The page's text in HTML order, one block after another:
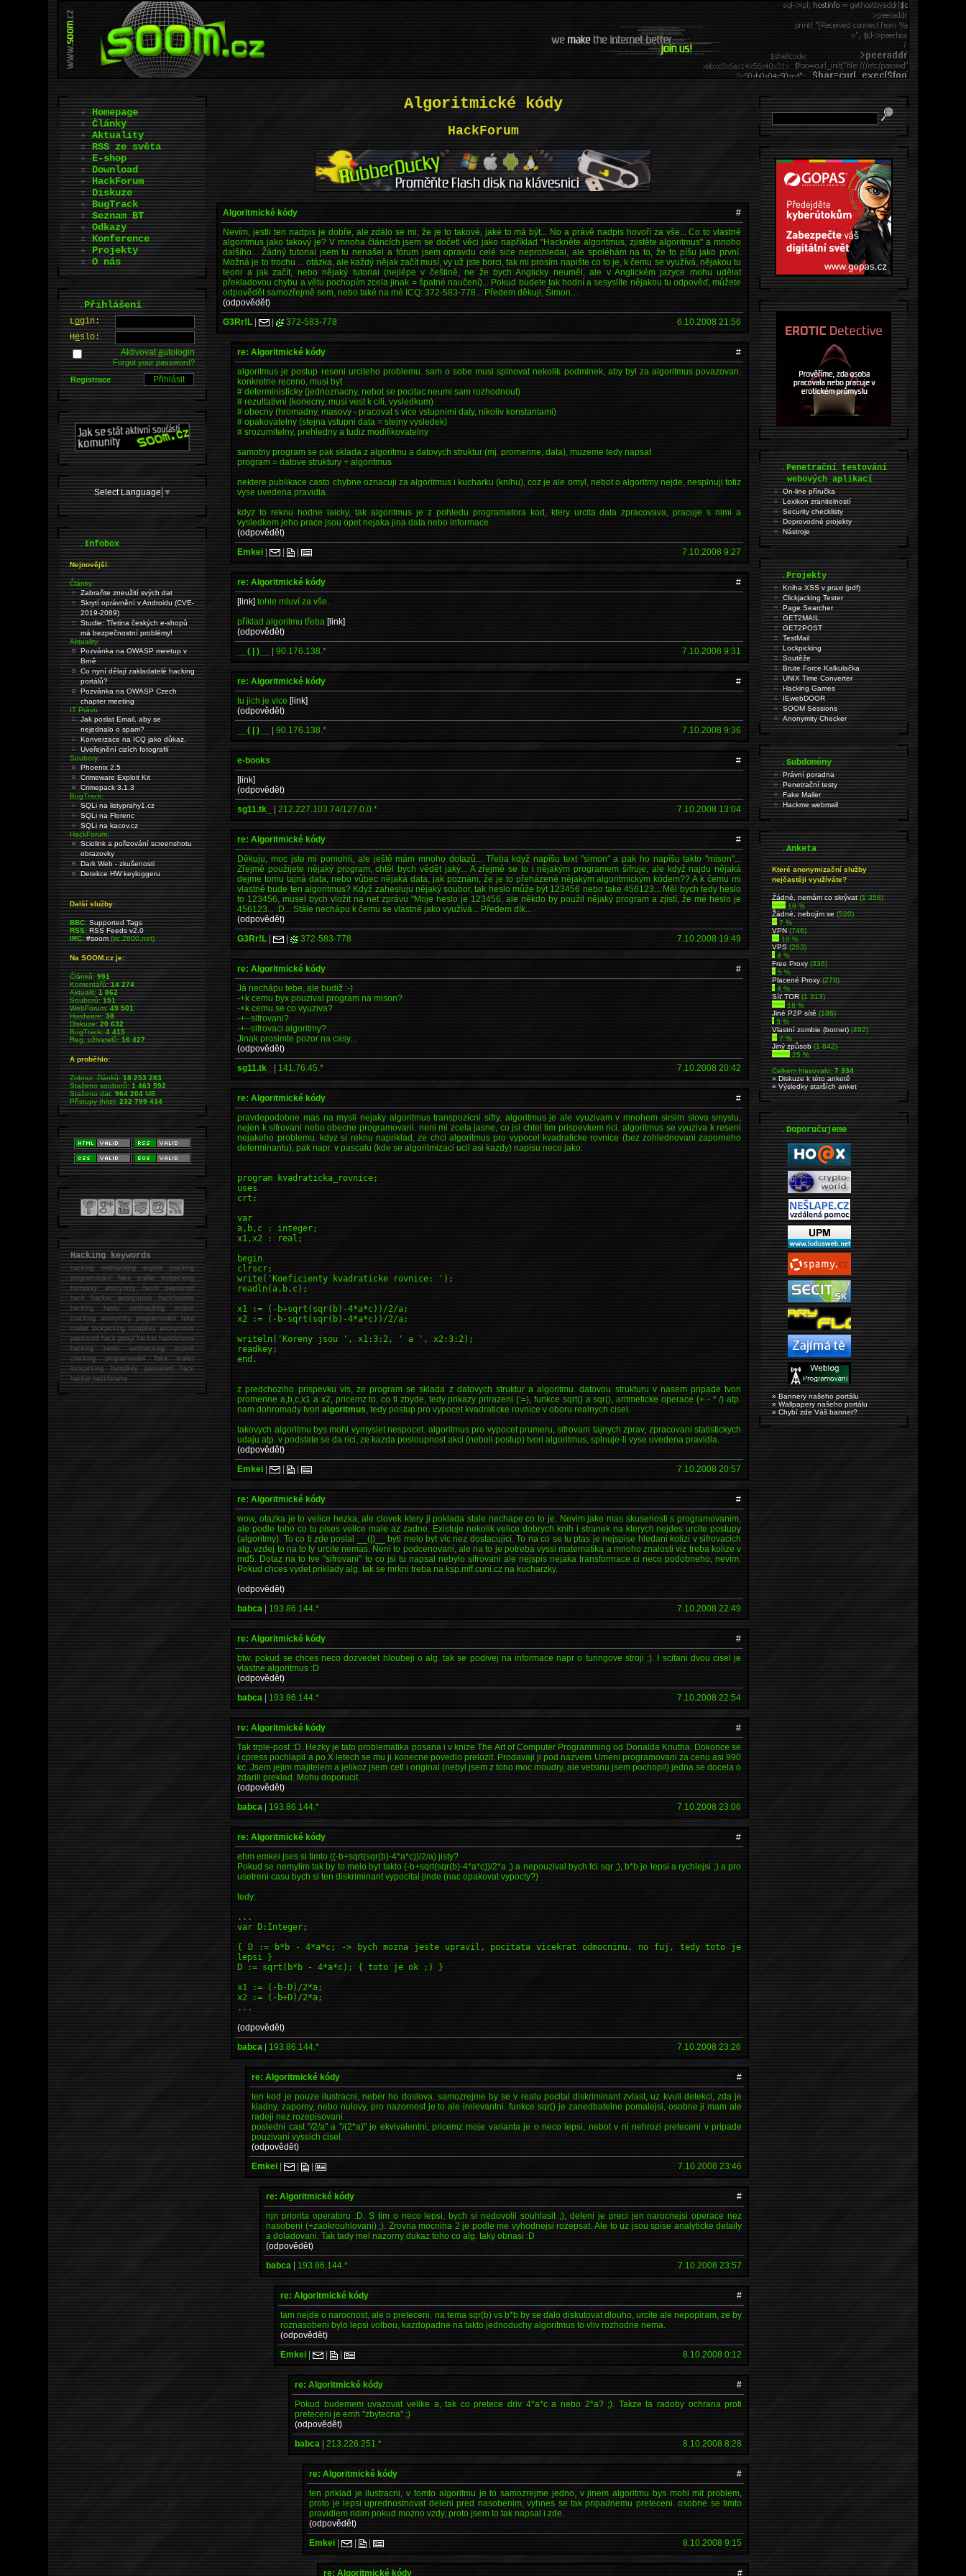
Algoritmické kódy
HackForum
Algoritmické kódy
#
Nevím, jestli ten nadpis je dobře, ale zdálo se mi, že je to takové, jaké to má být... No a právě nadpis hovoří za vše... Co to vlastně
algoritmus jako takový je? V mnoha článcích jsem se dočetl věci jako například "Hackněte algoritmus, zjistěte algoritmus" a mnoho
dalšího... Žádný tutorial jsem tu nenašel a fórum jsem opravdu celé sice neprohledal, ale spoléhám na to, že to píšu jako první.
Možná je to trochu ... otázka, ale každý nějak začít musí, vy už jste borci, tak mi prosím napište co to je, k čemu se využívá, nějakou tu
teorii a jak začít, nebo nějaký tutorial (nejlépe v češtině, ne že bych Anglicky neuměl, ale v Anglickém jazyce mohu udělat
překladovou chybu a větu pochopím zcela jinak = špatné naučení)... Pokud budete tak hodní a sesyslíte nějakou tu odpověď, můžete
odpovědět samozřejmě sem, nebo také na mé ICQ: 372-583-778... Předem děkuji, Šimon...
(odpovědět)
G3Rr!L | | 372-583-778 6.10.2008 21:56
re: Algoritmické kódy
#
algoritmus je postup reseni urciteho problemu. sam o sobe musi splnovat nekolik podminek, aby byl za algoritmus povazovan.
konkretne receno, musi byt
# deterministicky (jednoznacny, nebot se pocitac neumi sam rozhodnout)
# rezultativni (konecny, musi vest k cili, vysledkum)
# obecny (hromadny, masovy - pracovat s vice vstupnimi daty, nikoliv konstantami)
# opakovatelny (stejna vstupni data = stejny vysledek)
# srozumitelny, prehledny a tudiz modifikovatelny
samotny program se pak sklada z algoritmu a datovych struktur (mj. promenne, data), muzeme tedy napsat
program = datove struktury + algoritmus
nektere publikace casto chybne oznacuji za algoritmus i kucharku (knihu), coz je ale omyl, nebot o algoritmy nejde, nesplnuji totiz
vyse uvedena pravidla.
kdyz to reknu hodne laicky, tak algoritmus je z pohledu programatora kod, ktery urcita data zpracovava, pracuje s nimi a
vysledkem jeho prace jsou opet nejaka jina data nebo informace.
(odpovědět)
Emkei | | | 7.10.2008 9:27
re: Algoritmické kódy
#
[link] tohle mluví za vše.
příklad algoritmu třeba[link]
(odpovědět)
__( | )__
|90.176.138.* 7.10.2008 9:31
re: Algoritmické kódy
#
tu jich je vice[link]
(odpovědět)
__( | )__
|90.176.138.* 7.10.2008 9:36
e-books
#
[link]
(odpovědět)
sg11.tk_
|212.227.103.74/127.0.0.* 7.10.2008 13:04
re: Algoritmické kódy
#
Děkuju, moc jste mi pomohli, ale ještě mám mnoho dotazů... Třeba když napíšu text "simon" a pak ho napíšu takto "mison"...
Zřejmě použijete nějaký program, chtěl bych vědět jaký... A zřejmě se to i nějakým programem šifruje, ale když najdu nějaká
dejme tomu tajná data, nebo vůbec nějaká data, jak poznám, že je to přeházené nějakým algoritmickým kódem?? A k čemu mi
vlastně bude ten algoritmus? Když zahesluju nějaký soubor, tak heslo může být 123456 nebo také 456123... Měl bych tedy heslo
to 123456, musel bych vložit na net zprávu "Moje heslo je 123456, ale někdo by použil nějaký program a zjistí, že mé heslo je
456123... :D... Stále nechápu k čemu se vlastně jako využívá... Předem dík...
(odpovědět)
G3Rr!L | | 372-583-778 7.10.2008 19:49
re: Algoritmické kódy
#
Já nechápu tebe, ale budiž :-)
-+k cemu byx pouzival program na mison?
-+k cemu se co vyuziva?
-+--sifrovani?
-+--sifrovaci algoritmy?
Jinak prosimte pozor na casy...
(odpovědět)
sg11.tk_
| 141.76.45.* 7.10.2008 20:42
re: Algoritmické kódy
#
pravdepodobne mas na mysli nejaky algoritmus transpozicni sifry. algoritmus je ale vyuzivam v mnohem sirsim slova smyslu,
nejen k sifrovani nebo obecne programovani. neni mi zcela jasne, co jsi chtel tim prispevkem rici. algoritmus se vyuziva k reseni
nejakeho problemu. kdyz si reknu napriklad, ze chci algoritmus pro vypocet kvadraticke rovnice (bez zohlednovani zaporneho
determinantu), pak napr. v pascalu (kde se algoritmizaci ucil asi kazdy) napisu neco jako:
program kvadraticka_rovnice;
uses
crt;
var
a,b,c : integer;
x1,x2 : real;
begin
clrscr;
write('Koeficienty kvadraticke rovnice: ');
readln(a,b,c);
x1 := (-b+sqrt(sqr(b)-4*a*c))/2/a;
x2 := (-b-sqrt(sqr(b)-4*a*c))/2/a;
writeln('Koreny jsou ', x1:3:2, ' a ', x2:3:2);
readkey;
end.
z predchoziho prispevku vis, ze program se sklada z datovych struktur a algoritmu. datovou strukturu v nasem pripade tvori
promenne a,b,c,x1 a x2, pricemz to, co ti zbyde, tedy prikazy prirazeni (:=), funkce sqrt() a sqr(), aritmeticke operace (+ - * /) atp.
nam dohromady tvorialgoritmus , tedy postup pro vypocet kvadraticke rovnice v oboru realnych cisel.
takovych algoritmu bys mohl vymyslet nespocet. algoritmus pro vypocet prumeru, sifrovani tajnych zprav, zpracovani statistickych
udaju atp. v podstate se da rici, ze kazda posloupnost akci (neboli postup) tvori algoritmus, splnuje-li vyse uvedena pravidla.
(odpovědět)
Emkei | | | 7.10.2008 20:57
re: Algoritmické kódy
#
wow, otazka je to velice hezka, ale clovek ktery ji poklada stale nechape co to je. Nevim jake mas skusenosti s programovanim,
ale podle toho co tu pises velice male az zadne. Existuje nekolik velice dobrych knih i stranek na kterych nejdes urcite postupy
(algoritmy). To co ti zde poslal __(|)__ byti melo byt vic nez dostacujici. To na co se tu ptas je nejspise hledani kolizi v sifrovacich
alg. vzdej to na to ty urcite nemas. Neni to podcenovani, ale na to je potreba vyssi matematika a mnoho znalosti viz treba kolize v
md5. Dotaz na to tve "sifrovani" to co jsi tu napsal nebylo sifrovani ale nejspis nejaka transformace ci neco podobneho, nevim.
Pokud chces vydet priklady alg. tak se mrkni treba na ksp.mff.cuni.cz na kucharzky.
(odpovědět)
babca | 193.86.144.* 7.10.2008 22:49
re: Algoritmické kódy
#
btw. pokud se chces neco dozvedet hloubeji o alg. tak se podivej na informace napr o turingove stroji ;). I scitani dvou cisel je
vlastne algoritmus :D
(odpovědět)
babca | 193.86.144.* 7.10.2008 22:54
re: Algoritmické kódy
#
Tak trple-post :D. Hezky je tato problematika posana i v knize The Art of Computer Programming od Donalda Knutha. Dokonce se
i cpress pochlapil a po X letech se mu ji konecne povedlo prelozit. Prodavaji ji pod nazvem Umeni programovani za cenu asi 990
kc. Jsem jejim majitelem a jelikoz jsem cetl i original (nebyl jsem z toho moc moudry, ale vetsinu jsem pochopil) jedna se docela o
zdarili preklad. Mohu doporucit.
(odpovědět)
babca | 193.86.144.* 7.10.2008 23:06
re: Algoritmické kódy
#
ehm emkei jses si timto ((-b+sqrt(sqr(b)-4*a*c))/2/a) jisty?
Pokud se nemylim tak by to melo byt takto (-b+sqrt(sqr(b)-4*a*c))/2*a ;) a nepouzival bych fci sqr ;), b*b je lepsi a rychlejsi ;) a pro
usetreni casu bych si ten diskriminant vypocital jinde (nac opakovat vypocty?)
tedy:
...
var D:Integer;
{ D := b*b - 4*a*c; -> bych mozna jeste upravil, pocitata vicekrat odmocninu, no fuj, tedy toto je
lepsi }
D := sqrt(b*b - 4*a*c); { toto je ok ;) }
x1 := (-b-D)/2*a;
x2 := (-b+D)/2*a;
...
(odpovědět)
babca | 193.86.144.* 7.10.2008 23:26
re: Algoritmické kódy
#
ten kod je pouze ilustracni, neber ho doslova. samozrejme by se v realu pocital diskriminant zvlast, uz kvuli detekci, zda je
kladny, zaporny, nebo nulovy, pro nazornost je to ale irelevantni. funkce sqr() je zanedbatelne pomalejsi, osobne ji mam ale
radeji nez rozepisovani.
posledni cast "/2/a" a "/(2*a)" je ekvivalentni, pricemz moje varianta je o neco lepsi, nebot v ni nehrozi preteceni v pripade
pouzivani vyssich cisel.
(odpovědět)
Emkei | | | 7.10.2008 23:46
re: Algoritmické kódy
#
njn priorita operatoru :D. S tim o neco lepsi, bych si nedovolil souhlasit ;), deleni je preci jen narocnejsi operace nez
nasobeni (+zaokrouhlovani) ;). Zrovna mocnina 2 je podle me vyhodnejsi rozepsat. Ale to uz jsou spise analyticke detaily
a doladovani. Tak tady mel nazorny dukaz toho co alg. taky obnasi :D
(odpovědět)
babca | 193.86.144.* 7.10.2008 23:57
re: Algoritmické kódy
#
tam nejde o narocnost, ale o preteceni. na tema sqr(b) vs b*b by se dalo diskutovat dlouho, urcite ale nepopiram, ze by
roznasobeni bylo lepsi volbou, kazdopadne na takto jednoduchy algoritmus to vliv rozhodne nema.
(odpovědět)
Emkei | | | 8.10.2008 0:12
re: Algoritmické kódy
#
Pokud budemem uvazovat velike a, tak co pretece driv 4*a*c a nebo 2*a? ;). Takze ta radoby ochrana proti
preteceni je emh "zbytecna" ;)
(odpovědět)
babca |213.226.251.* 8.10.2008 8:28
re: Algoritmické kódy
#
ten priklad je ilustracni, v tomto algoritmu je to samozrejme jedno, v jinem algoritmu bys mohl mit problem,
proto je lepsi uprednostnovat deleni pred nasobenim, vyhnes se tak pripadnemu preteceni. osobne se timto
pravidlem ridim pokud mozno vzdy, proto jsem to tak napsal i zde.
(odpovědět)
Emkei | | | 8.10.2008 9:15
re: Algoritmické kódy #
Homepage
Články
Aktuality
RSS ze světa
E-shop
Download
HackForum
Diskuze
BugTrack
Seznam BT
Odkazy
Konference
Projekty
O nás
.Přihlášení
Login:
Heslo:
Aktivovatautologin
Forgot your password?
Registrace
Select Language ▼
.Infobox
Nejnovější:
Články:
Zabraňte zneužití svých dat
Skrytí oprávnění v Androidu (CVE-
2019-2089)
Studie: Třetina českých e-shopů
má bezpečnostní problémy!
Aktuality:
Pozvánka na OWASP meetup v
Brně
Co nyní dělají zakladatelé hacking
portálů?
Pozvánka na OWASP Czech
chapter meeting
IT Právo:
Jak poslat Email, aby se
nejednalo o spam?
Konverzace na ICQ jako důkaz.
Uveřejnění cizích fotografií
Soubory:
Phoenix 2.5
Crimeware Exploit Kit
Crimepack 3.1.3
BugTrack:
SQLi na listyprahy1.cz
SQLi na Florenc
SQLi na kacov.cz
HackForum:
Sciolink a pořizování screenshotu
obrazovky
Dark Web - zkušenosti
Detekce HW keyloggeru
Další služby:
BBC: Supported Tags
RSS: RSS Feeds v2.0
IRC: #soom(irc.2600.net)
Na SOOM.cz je:
Článků:991
Komentářů:14 274
Aktualit:1 862
Souborů:151
WebForum:49 501
Hardware:38
Diskuze:20 632
BugTrack:4 415
Reg. uživatelů:16 427
A proběhlo:
Zobraz. článků:18 253 283
Staženo souborů:1 463 592
Staženo dat:964 204MB
Přístupy (hits):232 799 434
Hacking keywords
hackingwebhacking exploit cracking
programování fake mailer lockpicking
bumpkey anonymity heslo password
hackhacker anonymous hackforums
hackingheslo webhacking exploit
cracking anonymity programování fake
mailer lockpicking bumpkey anonymous
password hack proxy hacker hackforums
hacking heslo webhacking exploit
cracking programování fake mailer
lockpicking bumpkey password hack
hackerhackforums
.Penetrační testování
webových aplikací
On-line příručka
Lexikon zranitelností
Security checklisty
Doprovodné projekty
Nástroje
.Projekty
Kniha XSS v praxi (pdf)
Clickjacking Tester
Page Searcher
GET2MAIL
GET2POST
TestMail
Lockpicking
Soutěže
Brute Force Kalkulačka
UNIX Time Converter
Hacking Games
IEwebDOOR
SOOM Sessions
Anonymity Checker
.Subdomény
Právní poradna
Penetrační testy
Fake Mailer
Hackme webmail
.Anketa
Které anonymizační služby
nejčastěji využíváte?
Źádné, nemám co skrývat(1 358)
19 %
Žádné, nebojím se(520)
7 %
VPN(746)
10 %
VPS(263)
4 %
Free Proxy(336)
5 %
Placené Proxy(278)
4 %
Síť TOR(1 313)
18 %
Jiné P2P sítě(186)
3 %
Vlastní zombie (botnet)(492)
7 %
Jiný způsob(1 842)
25 %
Celkem hlasovalo:7 334
» Diskuze k této anketě
» Výsledky starších anket
.Doporučujeme
» Bannery našeho portálu
» Wallpapery našeho portálu
» Chybí zde Váš banner?